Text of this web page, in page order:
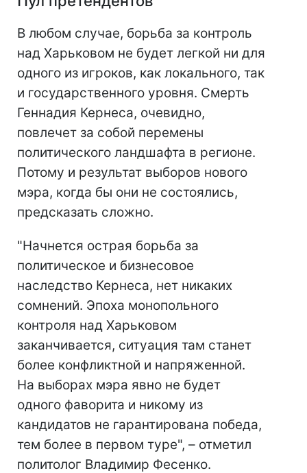
В любом случае, борьба за контроль
над Харьковом не будет легкой ни для
одного из игроков, как локального, так
и государственного уровня. Смерть
Геннадия Кернеса, очевидно,
повлечет за собой перемены
политического ландшафта в регионе.
Потому и результат выборов нового
мэра, когда бы они не состоялись,
предсказать сложно.
"Начнется острая борьба за
политическое и бизнесовое
наследство Кернеса, нет никаких
сомнений. Эпоха монопольного
контроля над Харьковом
заканчивается, ситуация там станет
более конфликтной и напряженной.
На выборах мэра явно не будет
одного фаворита и никому из
кандидатов не гарантирована победа,
тем более в первом туре", – отметил
политолог Владимир Фесенко.